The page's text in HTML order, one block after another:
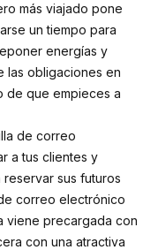
más viajado pone
un tiempo para
energías y
las obligaciones en
de que empieces a
de correo
a tus clientes y
sus futuros
correo electrónico
viene precargada con
con una atractiva